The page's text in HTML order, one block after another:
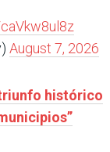
August 7, 2026
histórico